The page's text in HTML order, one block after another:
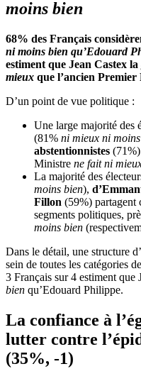
moins bien
68% des Français
ni moins bien qu’Edouard
estiment que Jean Castex la
mieux que l’ancien
D’un point de vue politique :
Une large majorité des
(81% ni mieux ni
abstentionnistes
Ministre ne fait ni
La majorité des
moins bien),
Fillon (59%) partagent
segments politiques,
moins bien
Dans le détail, une structure
sein de toutes les catégories
3 Français sur 4 estiment que
bien qu’Edouard Philippe.
La confiance à
lutter contre
(35%, -1)